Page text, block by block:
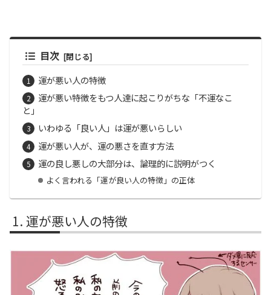
目次
運が悪い人の特徴
運が悪い特徴をもつ人達に起こりがちな「不運なこ
と」
いわゆる「良い人」は運が悪いらしい
運が悪い人が、運の悪さを直す方法
運の良し悪しの大部分は、論理的に説明がつく
よく言われる「運が良い人の特徴」の正体
運が悪い人の特徴